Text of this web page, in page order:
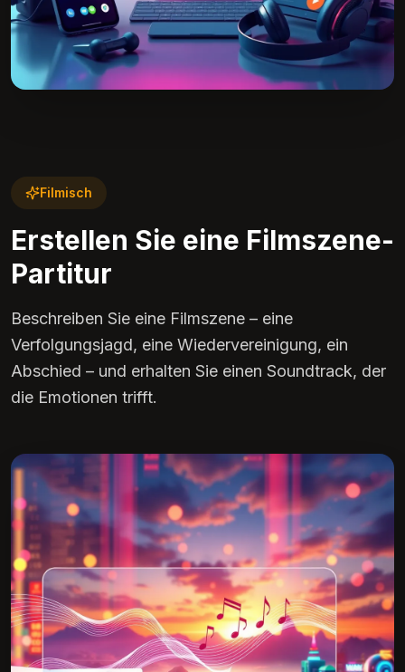
Filmisch
Erstellen Sie eine Filmszene-
Partitur
Beschreiben Sie eine Filmszene – eine
Verfolgungsjagd, eine Wiedervereinigung, ein
Abschied – und erhalten Sie einen Soundtrack, der
die Emotionen trifft.